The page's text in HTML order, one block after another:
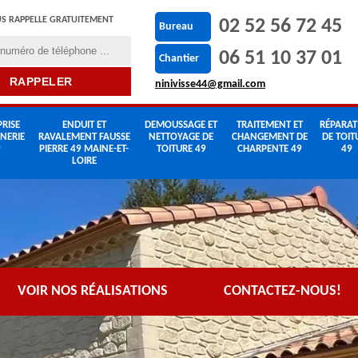
RAPPELLE GRATUITEMENT
Bureau 02 52 56 72 45
Chantier 06 51 10 37 01
ninivisse44@gmail.com
ENDUIT ET
RAVALEMENT FAUSSE
PIERRE 49 MAINE-ET-
LOIRE
DEMOUSSAGE ET
NETTOYAGE DE
TOITURE 49
TRAITEMENT ET
CHANGEMENT DE
CHARPENTE 49
DE
49
VOIR NOS RÉALISATIONS CONTACTEZ-NOUS!